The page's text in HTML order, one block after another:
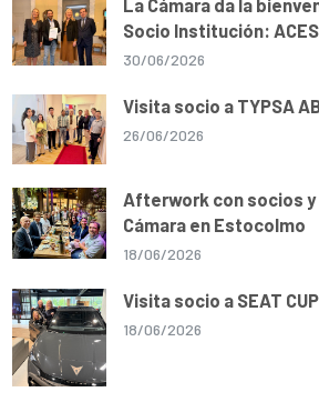
Socio Institución: ACES
30/06/2026
Visita socio a TYPSA
26/06/2026
Afterwork con socios y
Cámara en Estocolmo
18/06/2026
Visita socio a SEAT
18/06/2026